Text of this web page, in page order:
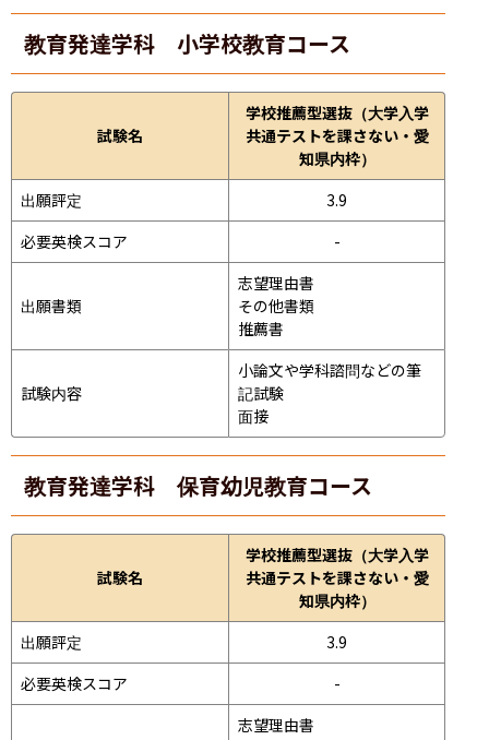
教育発達学科 小学校教育コース
試験名
学校推薦型選抜（大学入学
共通テストを課さない・愛
知県内枠）
出願評定
3.9
必要英検スコア
-
出願書類
志望理由書
その他書類
推薦書
試験内容
小論文や学科諮問などの筆
記試験
面接
教育発達学科 保育幼児教育コース
試験名
学校推薦型選抜（大学入学
共通テストを課さない・愛
知県内枠）
出願評定
3.9
必要英検スコア
-
志望理由書